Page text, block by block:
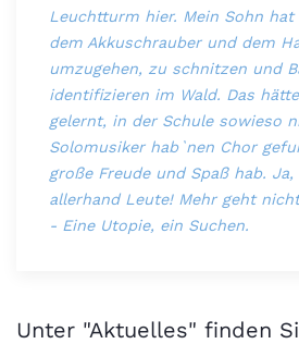
Leuchtturm hier. Mein Sohn
dem Akkuschrauber und dem
umzugehen, zu schnitzen und
identifizieren im Wald. Das
gelernt, in der Schule sowieso
Solomusiker hab`nen Chor
große Freude und Spaß hab.
allerhand Leute! Mehr geht
- Eine Utopie, ein Suchen.
Unter "Aktuelles" finden